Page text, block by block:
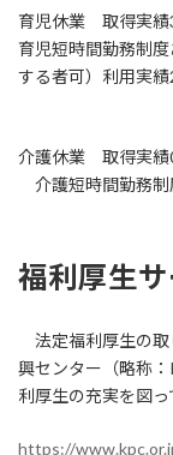
育児休業 取得実績
育児短時間勤務制
する者可）利用実績
介護休業 取得実績
介護短時間勤務制
福利厚生
法定福利厚生の取
興センター（略称
利厚生の充実を図っ
https://